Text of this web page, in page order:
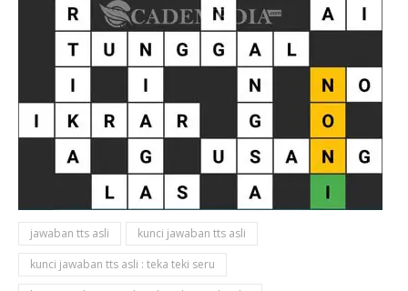
jawaban tts asli
kunci jawaban tts asli
kunci jawaban tts asli : teka teki seru